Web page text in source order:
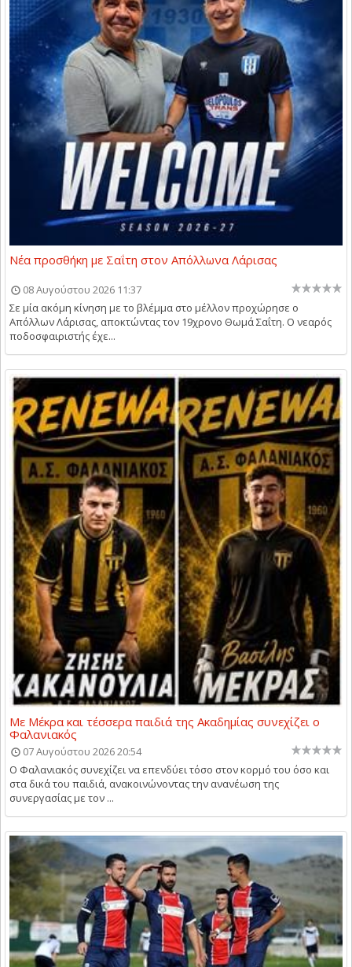
Νέα προσθήκη με Σαΐτη στον Απόλλωνα Λάρισας
08 Αυγούστου 2026 11:37
Σε μία ακόμη κίνηση με το βλέμμα στο μέλλον προχώρησε ο
Απόλλων Λάρισας, αποκτώντας τον 19χρονο Θωμά Σαΐτη. Ο νεαρός
ποδοσφαιριστής έχε...
Με Μέκρα και τέσσερα παιδιά της Ακαδημίας συνεχίζει ο
Φαλανιακός
07 Αυγούστου 2026 20:54
Ο Φαλανιακός συνεχίζει να επενδύει τόσο στον κορμό του όσο και
στα δικά του παιδιά, ανακοινώνοντας την ανανέωση της
συνεργασίας με τον ...